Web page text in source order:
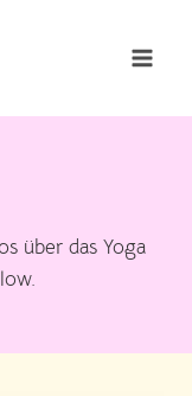
über das Yoga